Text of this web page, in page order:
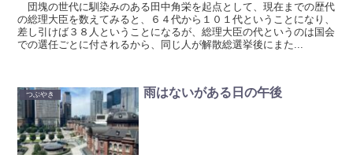
団塊の世代に馴染みのある田中角栄を起点として、現在までの歴代
の総理大臣を数えてみると、６４代から１０１代ということになり、
差し引けば３８人ということになるが、総理大臣の代というのは国会
での選任ごとに付されるから、同じ人が解散総選挙後にまた...
つぶやき 雨はないがある日の午後